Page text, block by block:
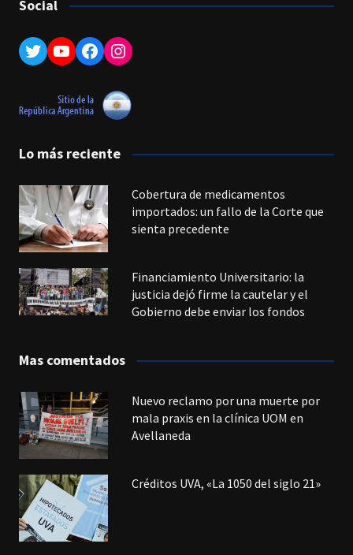
Social
Twitter
YouTube
Facebook
Instagram
Lo más reciente
Cobertura de medicamentos
importados: un fallo de la Corte que
sienta precedente
Financiamiento Universitario: la
justicia dejó firme la cautelar y el
Gobierno debe enviar los fondos
Mas comentados
Nuevo reclamo por una muerte por
mala praxis en la clínica UOM en
Avellaneda
Créditos UVA, «La 1050 del siglo 21»